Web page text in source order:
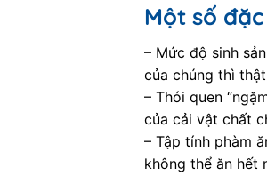
Một số
– Mức độ sinh
của chúng thì
– Thói quen
của cải vật chất
– Tập tính phàm
không thể ăn hết